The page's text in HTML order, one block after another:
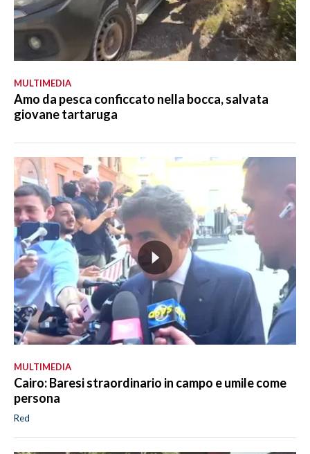
MULTIMEDIA
Amo da pesca conficcato nella bocca, salvata
giovane tartaruga
MULTIMEDIA
Cairo: Baresi straordinario in campo e umile come
persona
Red